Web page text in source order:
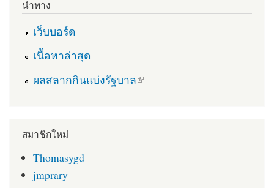
นำทาง
เว็บบอร์ด
เนื้อหาล่าสุด
ผลสลากกินแบ่งรัฐบาล
(link is external)
สมาชิกใหม่
Thomasygd
jmprary